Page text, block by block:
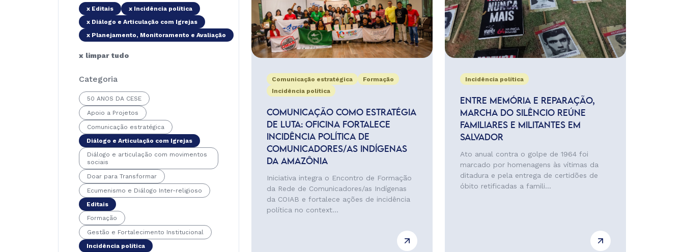
x Editais
x Incidência política
x Diálogo e Articulação com Igrejas
x Planejamento, Monitoramento e Avaliação
x limpar tudo
Categoria
50 ANOS DA CESE
Apoio a Projetos
Comunicação estratégica
Diálogo e Articulação com Igrejas
Diálogo e articulação com movimentos
sociais
Doar para Transformar
Ecumenismo e Diálogo Inter-religioso
Editais
Formação
Gestão e Fortalecimento Institucional
Incidência política
Comunicação estratégica
Formação
Incidência política
COMUNICAÇÃO COMO ESTRATÉGIA
DE LUTA: OFICINA FORTALECE
INCIDÊNCIA POLÍTICA DE
COMUNICADORES/AS INDÍGENAS
DA AMAZÔNIA
Iniciativa integra o Encontro de Formação
da Rede de Comunicadores/as Indígenas
da COIAB e fortalece ações de incidência
política no context...
Incidência política
ENTRE MEMÓRIA E REPARAÇÃO,
MARCHA DO SILÊNCIO REÚNE
FAMILIARES E MILITANTES EM
SALVADOR
Ato anual contra o golpe de 1964 foi
marcado por homenagens às vítimas da
ditadura e pela entrega de certidões de
óbito retificadas a famili...